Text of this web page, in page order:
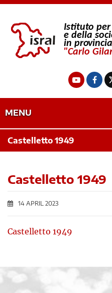
MENU
Castelletto 1949
Castelletto 1949
14 APRIL 2023
Castelletto 1949